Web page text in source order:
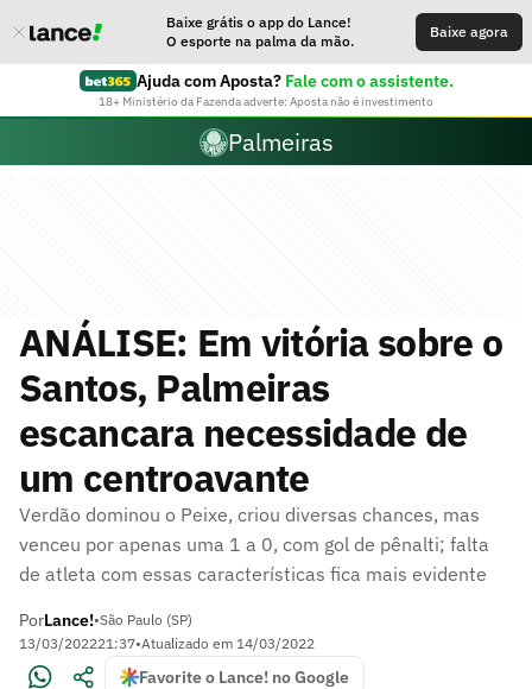
Baixe grátis o app do Lance!
O esporte na palma da mão.
Baixe agora
Ajuda com Aposta? Fale com o assistente.
18+ Ministério da Fazenda adverte: Aposta não é investimento
Palmeiras
ANÁLISE: Em vitória sobre o
Santos, Palmeiras
escancara necessidade de
um centroavante
Verdão dominou o Peixe, criou diversas chances, mas
venceu por apenas uma 1 a 0, com gol de pênalti; falta
de atleta com essas características fica mais evidente
PorLance!•São Paulo (SP)
13/03/202221:37•Atualizado em 14/03/2022
Favorite o Lance! no Google